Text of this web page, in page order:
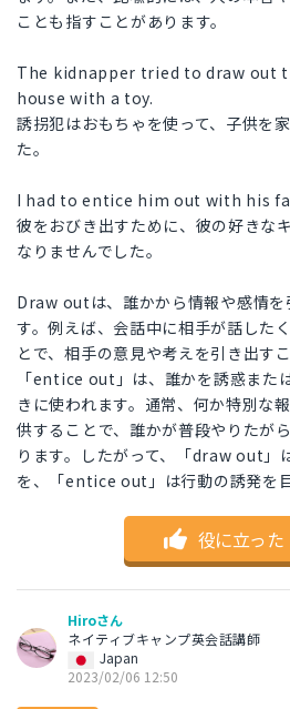
ことも指すことがあります。
The kidnapper tried to draw out
house with a toy.
誘拐犯はおもちゃを使って、子供を
た。
I had to entice him out with his
彼をおびき出すために、彼の好きな
なりませんでした。
Draw outは、誰かから情報や感情を
す。例えば、会話中に相手が話した
とで、相手の意見や考えを引き出す
「entice out」は、誰かを誘惑また
きに使われます。通常、何か特別な
供することで、誰かが普段やりたが
ります。したがって、「draw out」
を、「entice out」は行動の誘発を目
役に立った
Hiroさん
ネイティブキャンプ英会話講師
Japan
2023/02/06 12:50